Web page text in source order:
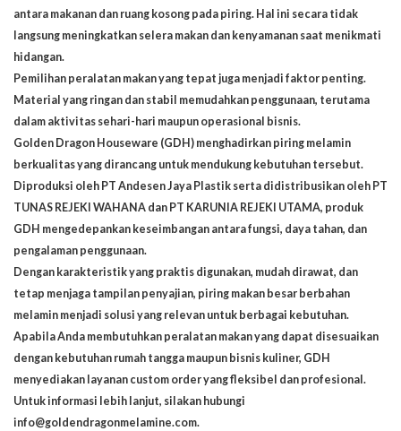
antara makanan dan ruang kosong pada piring. Hal ini secara tidak
langsung meningkatkan selera makan dan kenyamanan saat menikmati
hidangan.
Pemilihan peralatan makan yang tepat juga menjadi faktor penting.
Material yang ringan dan stabil memudahkan penggunaan, terutama
dalam aktivitas sehari-hari maupun operasional bisnis.
Golden Dragon Houseware (GDH) menghadirkan piring melamin
berkualitas yang dirancang untuk mendukung kebutuhan tersebut.
Diproduksi oleh PT Andesen Jaya Plastik serta didistribusikan oleh PT
TUNAS REJEKI WAHANA dan PT KARUNIA REJEKI UTAMA, produk
GDH mengedepankan keseimbangan antara fungsi, daya tahan, dan
pengalaman penggunaan.
Dengan karakteristik yang praktis digunakan, mudah dirawat, dan
tetap menjaga tampilan penyajian, piring makan besar berbahan
melamin menjadi solusi yang relevan untuk berbagai kebutuhan.
Apabila Anda membutuhkan peralatan makan yang dapat disesuaikan
dengan kebutuhan rumah tangga maupun bisnis kuliner, GDH
menyediakan layanan custom order yang fleksibel dan profesional.
Untuk informasi lebih lanjut, silakan hubungi
info@goldendragonmelamine.com.